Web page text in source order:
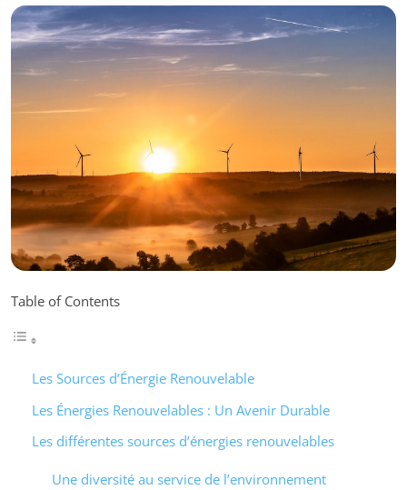
Table of Contents
Les Sources d’Énergie Renouvelable
Les Énergies Renouvelables : Un Avenir Durable
Les différentes sources d’énergies renouvelables
Une diversité au service de l’environnement